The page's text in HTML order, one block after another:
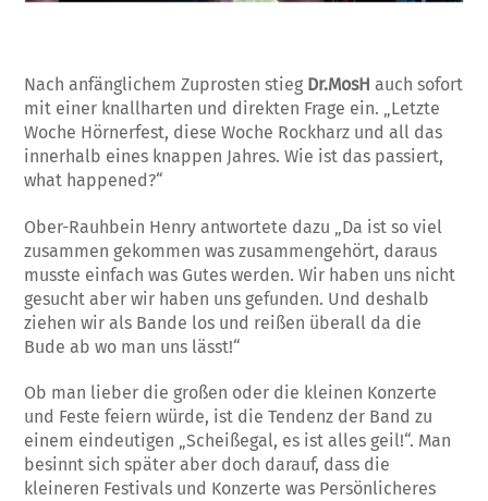
Nach anfänglichem Zuprosten stieg Dr.MosH auch sofort
mit einer knallharten und direkten Frage ein. „Letzte
Woche Hörnerfest, diese Woche Rockharz und all das
innerhalb eines knappen Jahres. Wie ist das passiert,
what happened?“
Ober-Rauhbein Henry antwortete dazu „Da ist so viel
zusammen gekommen was zusammengehört, daraus
musste einfach was Gutes werden. Wir haben uns nicht
gesucht aber wir haben uns gefunden. Und deshalb
ziehen wir als Bande los und reißen überall da die
Bude ab wo man uns lässt!“
Ob man lieber die großen oder die kleinen Konzerte
und Feste feiern würde, ist die Tendenz der Band zu
einem eindeutigen „Scheißegal, es ist alles geil!“. Man
besinnt sich später aber doch darauf, dass die
kleineren Festivals und Konzerte was Persönlicheres